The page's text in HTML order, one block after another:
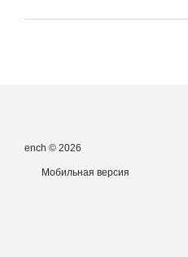
ench © 2026
Мобильная версия